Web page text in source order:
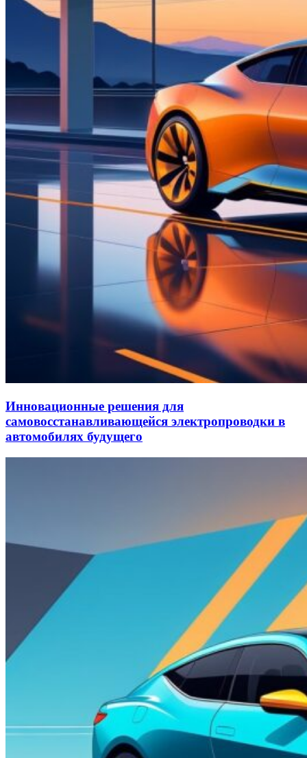
Инновационные решения для
самовосстанавливающейся электропроводки в
автомобилях будущего